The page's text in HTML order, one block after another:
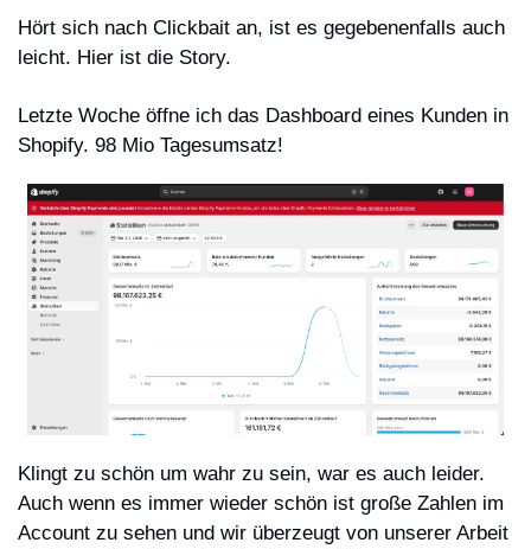
Hört sich nach Clickbait an, ist es gegebenenfalls auch
leicht. Hier ist die Story.
Letzte Woche öffne ich das Dashboard eines Kunden in
Shopify. 98 Mio Tagesumsatz!
Klingt zu schön um wahr zu sein, war es auch leider.
Auch wenn es immer wieder schön ist große Zahlen im
Account zu sehen und wir überzeugt von unserer Arbeit